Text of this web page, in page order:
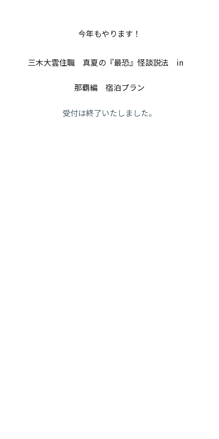
今年もやります！
三木大雲住職 真夏の『最恐』怪談説法 in
那覇編 宿泊プラン
受付は終了いたしました。